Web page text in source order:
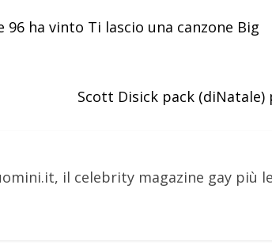
96 ha vinto Ti lascio una canzone Big
Scott Disick pack
il celebrity magazine gay più